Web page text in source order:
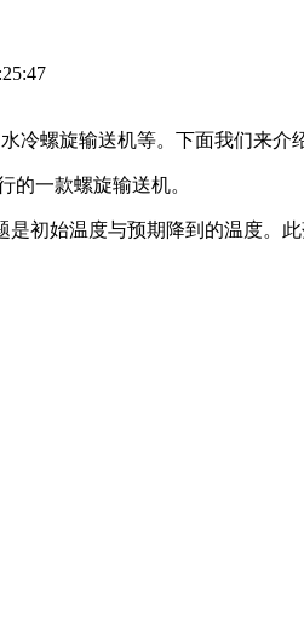
螺旋输送机等。下面我们来介
的一款螺旋输送机。
初始温度与预期降到的温度。